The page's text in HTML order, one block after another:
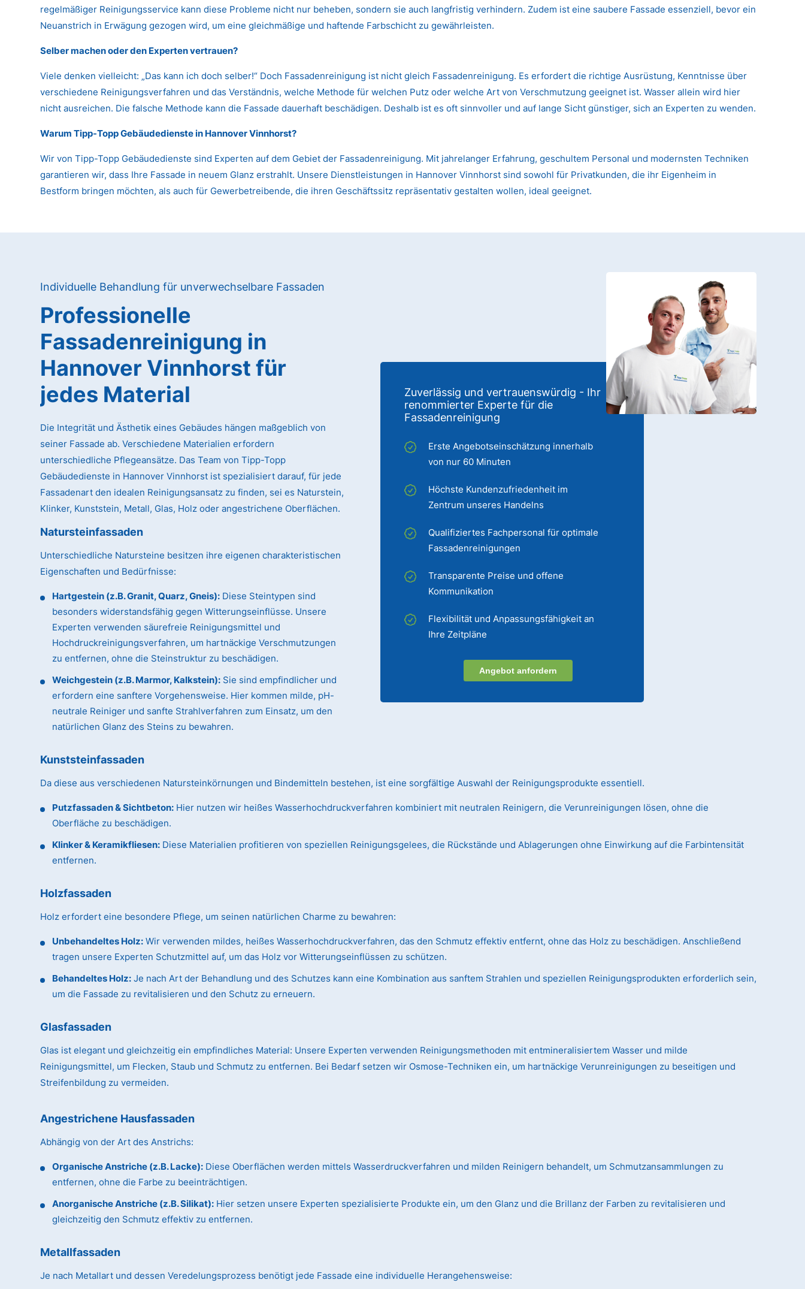
regelmäßiger Reinigungsservice kann diese Probleme nicht nur beheben, sondern sie auch langfristig verhindern. Zudem ist eine saubere Fassade essenziell, bevor ein
Neuanstrich in Erwägung gezogen wird, um eine gleichmäßige und haftende Farbschicht zu gewährleisten.
Selber machen oder den Experten vertrauen?
Viele denken vielleicht: „Das kann ich doch selber!“ Doch Fassadenreinigung ist nicht gleich Fassadenreinigung. Es erfordert die richtige Ausrüstung, Kenntnisse über
verschiedene Reinigungsverfahren und das Verständnis, welche Methode für welchen Putz oder welche Art von Verschmutzung geeignet ist. Wasser allein wird hier
nicht ausreichen. Die falsche Methode kann die Fassade dauerhaft beschädigen. Deshalb ist es oft sinnvoller und auf lange Sicht günstiger, sich an Experten zu wenden.
Warum Tipp-Topp Gebäudedienste in Hannover Vinnhorst?
Wir von Tipp-Topp Gebäudedienste sind Experten auf dem Gebiet der Fassadenreinigung. Mit jahrelanger Erfahrung, geschultem Personal und modernsten Techniken
garantieren wir, dass Ihre Fassade in neuem Glanz erstrahlt. Unsere Dienstleistungen in Hannover Vinnhorst sind sowohl für Privatkunden, die ihr Eigenheim in
Bestform bringen möchten, als auch für Gewerbetreibende, die ihren Geschäftssitz repräsentativ gestalten wollen, ideal geeignet.
Individuelle Behandlung für unverwechselbare Fassaden
Zuverlässig und vertrauenswürdig - Ihr
renommierter Experte für die
Fassadenreinigung
Erste Angebotseinschätzung innerhalb
von nur 60 Minuten
Höchste Kundenzufriedenheit im
Zentrum unseres Handelns
Qualifiziertes Fachpersonal für optimale
Fassadenreinigungen
Transparente Preise und offene
Kommunikation
Flexibilität und Anpassungsfähigkeit an
Ihre Zeitpläne
Angebot anfordern
Professionelle
Fassadenreinigung in
Hannover Vinnhorst für
jedes Material
Die Integrität und Ästhetik eines Gebäudes hängen maßgeblich von
seiner Fassade ab. Verschiedene Materialien erfordern
unterschiedliche Pflegeansätze. Das Team von Tipp-Topp
Gebäudedienste in Hannover Vinnhorst ist spezialisiert darauf, für jede
Fassadenart den idealen Reinigungsansatz zu finden, sei es Naturstein,
Klinker, Kunststein, Metall, Glas, Holz oder angestrichene Oberflächen.
Natursteinfassaden
Unterschiedliche Natursteine besitzen ihre eigenen charakteristischen
Eigenschaften und Bedürfnisse:
Hartgestein (z.B. Granit, Quarz, Gneis): Diese Steintypen sind
besonders widerstandsfähig gegen Witterungseinflüsse. Unsere
Experten verwenden säurefreie Reinigungsmittel und
Hochdruckreinigungsverfahren, um hartnäckige Verschmutzungen
zu entfernen, ohne die Steinstruktur zu beschädigen.
Weichgestein (z.B. Marmor, Kalkstein): Sie sind empfindlicher und
erfordern eine sanftere Vorgehensweise. Hier kommen milde, pH-
neutrale Reiniger und sanfte Strahlverfahren zum Einsatz, um den
natürlichen Glanz des Steins zu bewahren.
Kunststeinfassaden
Da diese aus verschiedenen Natursteinkörnungen und Bindemitteln bestehen, ist eine sorgfältige Auswahl der Reinigungsprodukte essentiell.
Putzfassaden & Sichtbeton: Hier nutzen wir heißes Wasserhochdruckverfahren kombiniert mit neutralen Reinigern, die Verunreinigungen lösen, ohne die
Oberfläche zu beschädigen.
Klinker & Keramikfliesen: Diese Materialien profitieren von speziellen Reinigungsgelees, die Rückstände und Ablagerungen ohne Einwirkung auf die Farbintensität
entfernen.
Holzfassaden
Holz erfordert eine besondere Pflege, um seinen natürlichen Charme zu bewahren:
Unbehandeltes Holz: Wir verwenden mildes, heißes Wasserhochdruckverfahren, das den Schmutz effektiv entfernt, ohne das Holz zu beschädigen. Anschließend
tragen unsere Experten Schutzmittel auf, um das Holz vor Witterungseinflüssen zu schützen.
Behandeltes Holz: Je nach Art der Behandlung und des Schutzes kann eine Kombination aus sanftem Strahlen und speziellen Reinigungsprodukten erforderlich sein,
um die Fassade zu revitalisieren und den Schutz zu erneuern.
Glasfassaden
Glas ist elegant und gleichzeitig ein empfindliches Material: Unsere Experten verwenden Reinigungsmethoden mit entmineralisiertem Wasser und milde
Reinigungsmittel, um Flecken, Staub und Schmutz zu entfernen. Bei Bedarf setzen wir Osmose-Techniken ein, um hartnäckige Verunreinigungen zu beseitigen und
Streifenbildung zu vermeiden.
Angestrichene Hausfassaden
Abhängig von der Art des Anstrichs:
Organische Anstriche (z.B. Lacke): Diese Oberflächen werden mittels Wasserdruckverfahren und milden Reinigern behandelt, um Schmutzansammlungen zu
entfernen, ohne die Farbe zu beeinträchtigen.
Anorganische Anstriche (z.B. Silikat): Hier setzen unsere Experten spezialisierte Produkte ein, um den Glanz und die Brillanz der Farben zu revitalisieren und
gleichzeitig den Schmutz effektiv zu entfernen.
Metallfassaden
Je nach Metallart und dessen Veredelungsprozess benötigt jede Fassade eine individuelle Herangehensweise: